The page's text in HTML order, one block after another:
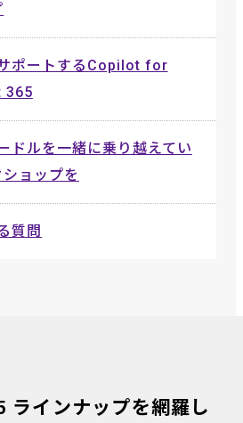
ポートするCopilot for
365
ドルを一緒に乗り越えてい
ョップを
質問
インナップを網羅し